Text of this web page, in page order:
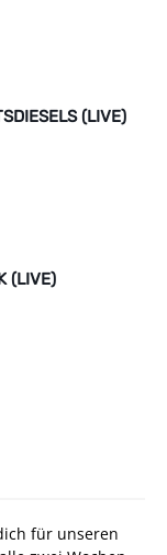
(LIVE)
(LIVE)
für unseren